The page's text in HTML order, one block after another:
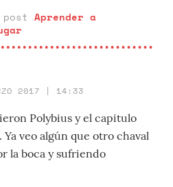
post Aprender a
2017 | 14:33
Polybius y el capitulo
veo algún que otro chaval
la boca y sufriendo